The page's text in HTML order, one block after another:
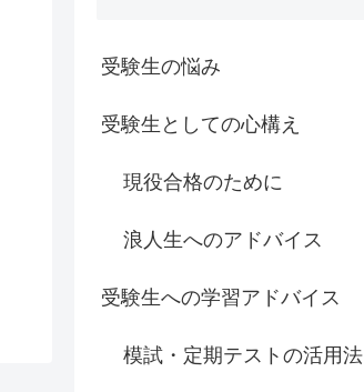
受験生の悩み
受験生としての心構え
現役合格のために
浪人生へのアドバイス
受験生への学習アドバイス
模試・定期テストの活用法